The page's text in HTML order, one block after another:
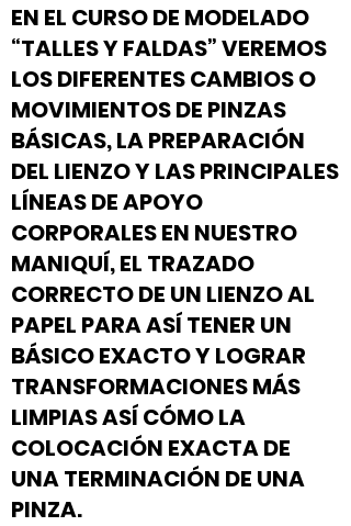
EN EL CURSO DE MODELADO
“TALLES Y FALDAS” VEREMOS
LOS DIFERENTES CAMBIOS O
MOVIMIENTOS DE PINZAS
BÁSICAS, LA PREPARACIÓN
DEL LIENZO Y LAS PRINCIPALES
LÍNEAS DE APOYO
CORPORALES EN NUESTRO
MANIQUÍ, EL TRAZADO
CORRECTO DE UN LIENZO AL
PAPEL PARA ASÍ TENER UN
BÁSICO EXACTO Y LOGRAR
TRANSFORMACIONES MÁS
LIMPIAS ASÍ CÓMO LA
COLOCACIÓN EXACTA DE
UNA TERMINACIÓN DE UNA
PINZA.